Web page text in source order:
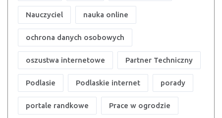
Nauczyciel nauka online
ochrona danych osobowych
oszustwa internetowe Partner Techniczny
Podlasie Podlaskie internet porady
portale randkowe Prace w ogrodzie